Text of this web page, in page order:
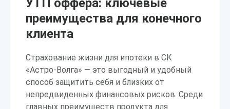
УТП оффера: ключевые
преимущества для конечного
клиента
Страхование жизни для ипотеки в СК
«Астро-Волга» — это выгодный и удобный
способ защитить себя и близких от
непредвиденных финансовых рисков. Среди
главных преимуществ продукта для